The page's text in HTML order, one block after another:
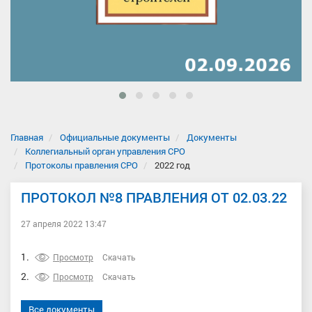
Главная Официальные документы
Документы
Коллегиальный орган управления СРО
Протоколы правления СРО
2022 год
ПРОТОКОЛ №8 ПРАВЛЕНИЯ ОТ 02.03.22
27 апреля 2022 13:47
1. Просмотр Скачать
2. Просмотр Скачать
Все документы